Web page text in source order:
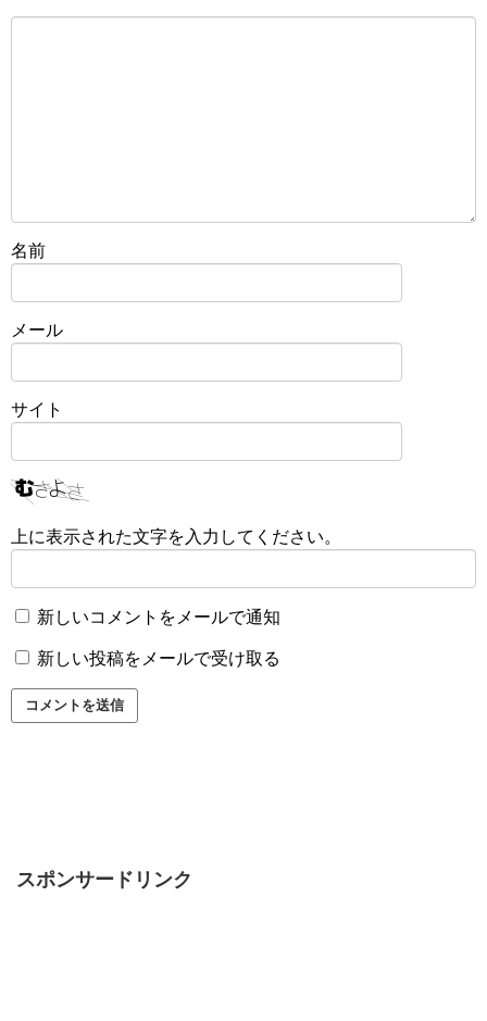
名前
メール
サイト
上に表示された文字を入力してください。
新しいコメントをメールで通知
新しい投稿をメールで受け取る
スポンサードリンク